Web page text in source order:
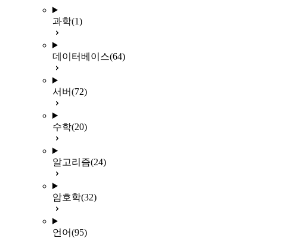
과학(1)
데이터베이스(64)
서버(72)
수학(20)
알고리즘(24)
암호학(32)
언어(95)